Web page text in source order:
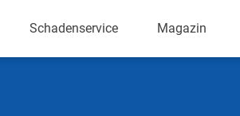
Schadenservice Magazin